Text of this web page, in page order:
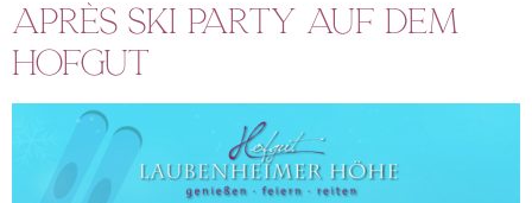
Après Ski Party auf dem
Hofgut